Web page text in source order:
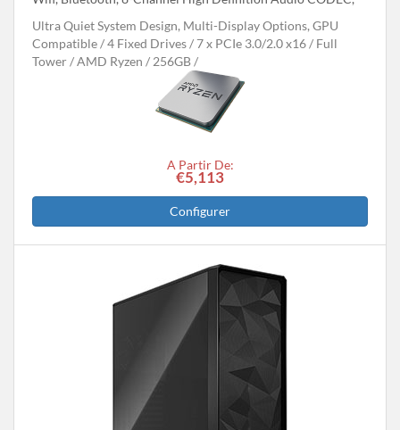
Ultra Quiet System Design, Multi-Display Options, GPU
Compatible
4 Fixed Drives 7 x PCIe 3.0/2.0 x16
Full
Tower
AMD Ryzen 256GB
A Partir De:
€5,113
Configurer